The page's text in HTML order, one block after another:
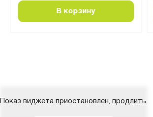
В корзину
Показ виджета приостановлен, продлить.